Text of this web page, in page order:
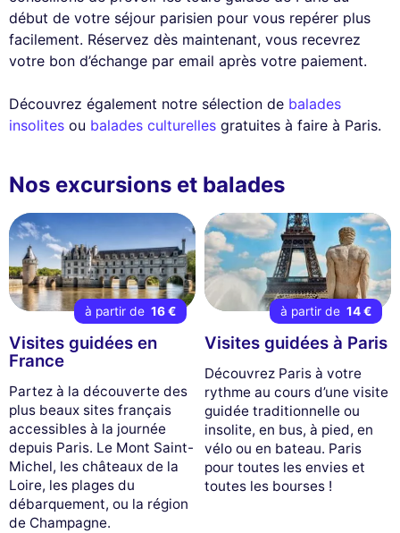
début de votre séjour parisien pour vous repérer plus
facilement. Réservez dès maintenant, vous recevrez
votre bon d’échange par email après votre paiement.
Découvrez également notre sélection de balades
insolites ou balades culturelles gratuites à faire à Paris.
Nos excursions et balades
à partir de 16 €
Visites guidées en
France
Partez à la découverte des
plus beaux sites français
accessibles à la journée
depuis Paris. Le Mont Saint-
Michel, les châteaux de la
Loire, les plages du
débarquement, ou la région
de Champagne.
à partir de 14 €
Visites guidées à Paris
Découvrez Paris à votre
rythme au cours d’une visite
guidée traditionnelle ou
insolite, en bus, à pied, en
vélo ou en bateau. Paris
pour toutes les envies et
toutes les bourses !